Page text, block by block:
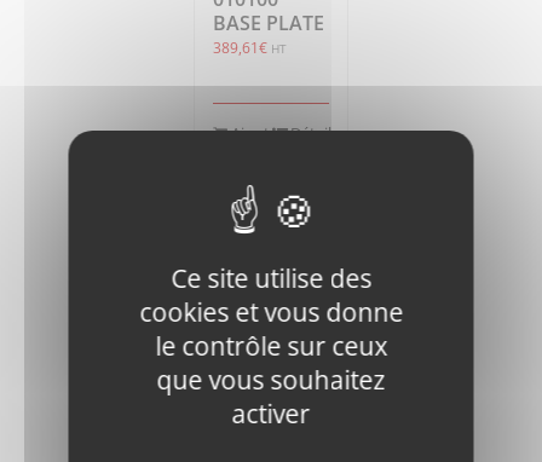
BASE PLATE
389,61€ HT
Ajouter Détails
V400-
HSPG.W8-
DIN-1
Ce site utilise des
cookies et vous donne
le contrôle sur ceux
que vous souhaitez
activer